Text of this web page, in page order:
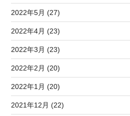
2022年5月 (27)
2022年4月 (23)
2022年3月 (23)
2022年2月 (20)
2022年1月 (20)
2021年12月 (22)